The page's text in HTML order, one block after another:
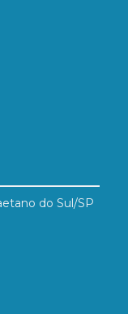
do Sul/SP